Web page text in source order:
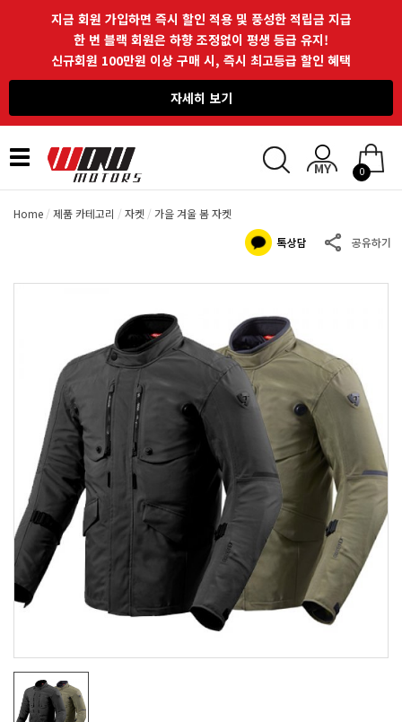
지금 회원 가입하면 즉시 할인 적용 및 풍성한 적립금 지급
한 번 블랙 회원은 하향 조정없이 평생 등급 유지!
신규회원 100만원 이상 구매 시, 즉시 최고등급 할인 혜택
자세히 보기
Toggle
navigation
0
Home 제품 카테고리 자켓 가을 겨울 봄 자켓